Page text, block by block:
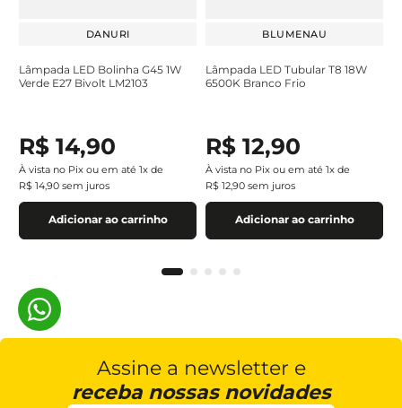
DANURI
Lâmpada LED Bolinha G45 1W
Verde E27 Bivolt LM2103
R$ 14,90
À vista no Pix ou em até 1x de
R$ 14,90 sem juros
Adicionar ao carrinho
BLUMENAU
Lâmpada LED Tubular T8 18W
6500K Branco Frio
R$ 12,90
À vista no Pix ou em até 1x de
R$ 12,90 sem juros
Adicionar ao carrinho
Assine a newsletter e
receba nossas novidades